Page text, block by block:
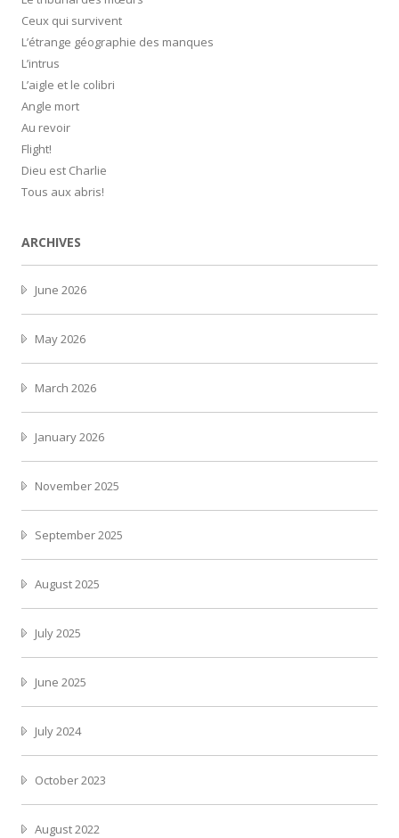
Ceux qui survivent
L’étrange géographie des manques
L’intrus
L’aigle et le colibri
Angle mort
Au revoir
Flight!
Dieu est Charlie
Tous aux abris!
ARCHIVES
June 2026
May 2026
March 2026
January 2026
November 2025
September 2025
August 2025
July 2025
June 2025
July 2024
October 2023
August 2022